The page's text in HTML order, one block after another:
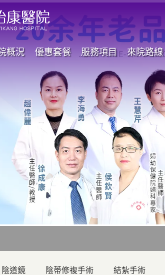
概況 優惠套餐 服務項目 來院路線
陰道鏡 陰蒂修複手術 結紮手術